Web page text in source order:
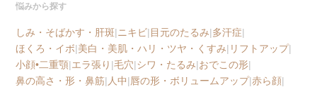
悩みから探す
しみ・そばかす・肝斑| ニキビ|目元のたるみ|多汗症|
ほくろ・イボ|美白・美肌・ハリ・ツヤ・くすみ| リフトアップ|
小顔•二重顎|エラ張り |毛穴|シワ・たるみ|おでこの形|
鼻の高さ・形・鼻筋| 人中|唇の形・ボリュームアップ|赤ら顔|